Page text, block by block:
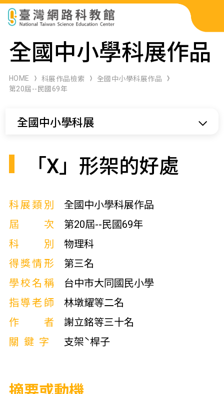
科展作品檢索
科學研習月刊
全國中小學科展作品
HOME 科展作品檢索
全國中小學科展作品
第20屆--民國69年
全國中小學科展
「X」形架的好處
科展類別
全國中小學科展作品
屆次
第20屆--民國69年
科別
物理科
得獎情形
第三名
學校名稱
台中市大同國民小學
指導老師
林墩耀等二名
作者
謝立銘等三十名
關鍵字
支架ˋ桿子